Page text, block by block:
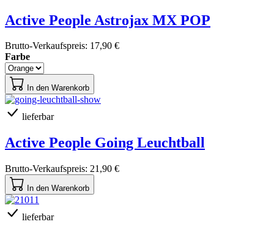
Active People Astrojax MX POP
Brutto-Verkaufspreis: 17,90 €
Farbe
In den Warenkorb
lieferbar
Active People Going Leuchtball
Brutto-Verkaufspreis: 21,90 €
In den Warenkorb
lieferbar